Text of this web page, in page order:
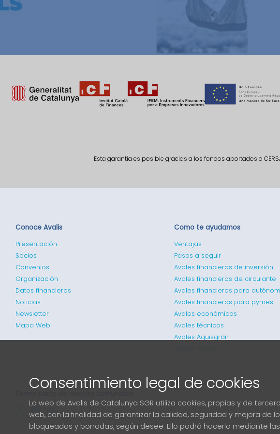
Esta garantía es posible gracias a los fondos aportados a
Conoce Avalis
Presentación
Socios
Convenios
Organización
Datos financieros
Noticias
Newsletter
Mapa Web
Como te ayudamos
Ventajas
Pasos a seguir
Avales financieros de inversión
Avales financieros de circulante
Avales financieros para
Avales financieros para pymes
Avales económicos
Avales técnicos
Avales Aquisgrán
Consentimiento legal de cookies
La web de Avalis de Catalunya SGR utiliza cookies, propias y de
web, con la finalidad de garantizar la calidad, seguridad y mejora de
bloqueadas y borradas, según desee. Ello podrá hacerlo mediante